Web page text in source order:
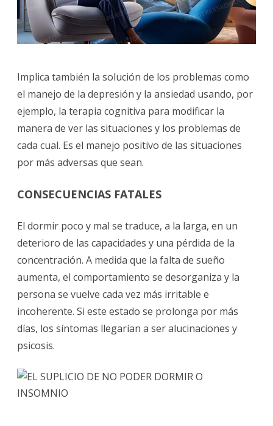
Implica también la solución de los problemas como
el manejo de la depresión y la ansiedad usando, por
ejemplo, la terapia cognitiva para modificar la
manera de ver las situaciones y los problemas de
cada cual. Es el manejo positivo de las situaciones
por más adversas que sean.
CONSECUENCIAS FATALES
El dormir poco y mal se traduce, a la larga, en un
deterioro de las capacidades y una pérdida de la
concentración. A medida que la falta de sueño
aumenta, el comportamiento se desorganiza y la
persona se vuelve cada vez más irritable e
incoherente. Si este estado se prolonga por más
días, los síntomas llegarían a ser alucinaciones y
psicosis.